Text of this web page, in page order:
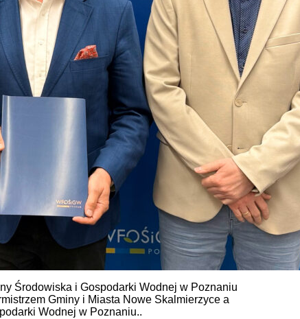
Środowiska i Gospodarki Wodnej w Poznaniu
Gminy i Miasta Nowe Skalmierzyce a
Wodnej w Poznaniu..